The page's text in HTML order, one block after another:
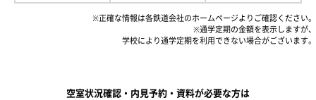
※正確な情報は各鉄道会社のホームページよりご確認ください。
※通学定期の金額を表示しますが、
学校により通学定期を利用できない場合がございます。
空室状況確認・内見予約・資料が必要な方は